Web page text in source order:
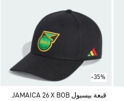
-35%
قبعة بيسبول JAMAICA 26 X BOB